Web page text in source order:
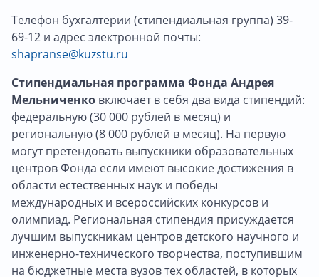
Телефон бухгалтерии (стипендиальная группа) 39-
69-12 и адрес электронной почты:
shapranse@kuzstu.ru
Стипендиальная программа Фонда Андрея
Мельниченко включает в себя два вида стипендий:
федеральную (30 000 рублей в месяц) и
региональную (8 000 рублей в месяц). На первую
могут претендовать выпускники образовательных
центров Фонда если имеют высокие достижения в
области естественных наук и победы
международных и всероссийских конкурсов и
олимпиад. Региональная стипендия присуждается
лучшим выпускникам центров детского научного и
инженерно-технического творчества, поступившим
на бюджетные места вузов тех областей, в которых